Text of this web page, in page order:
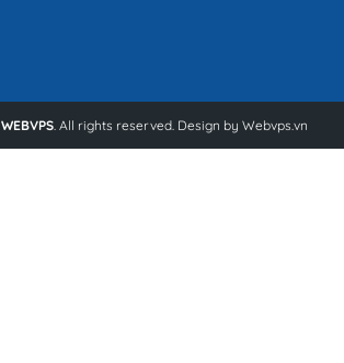
WEBVPS. All rights reserved. Design by Webvps.vn